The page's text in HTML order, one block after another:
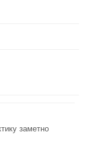
заметно